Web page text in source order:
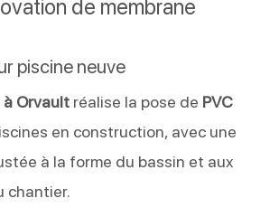
de membrane
piscine neuve
à Orvaultréalise la pose de PVC
en construction, avec une
à la forme du bassin et aux
chantier.